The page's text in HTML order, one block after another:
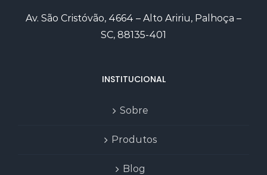
Av. São Cristóvão, 4664 – Alto Aririu, Palhoça –
SC, 88135-401
INSTITUCIONAL
Sobre
Produtos
Blog